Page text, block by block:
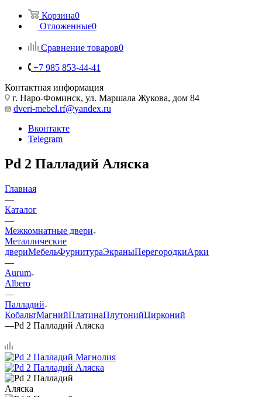
Корзина0
Отложенные0
Сравнение товаров0
+7 985 853-44-41
Контактная информация
г. Наро-Фоминск, ул. Маршала Жукова, дом 84
dveri-mebel.rf@yandex.ru
Вконтакте
Telegram
Pd 2 Палладий Аляска
Главная
—
Каталог
—
Межкомнатные двери
Металлические
двериМебельФурнитураЭкраныПерегородкиАрки
—
Aurum
Albero
—
Палладий
КобальтМагнийПлатинаПлутонийЦирконий
—Pd 2 Палладий Аляска